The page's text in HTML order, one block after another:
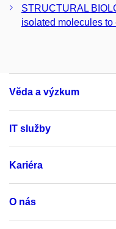
STRUCTURAL
isolated molecules to
Věda a výzkum
IT služby
Kariéra
O nás